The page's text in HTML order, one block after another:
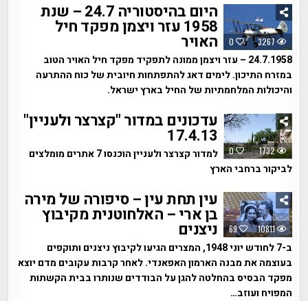
0 3267
היום בהיסטוריה 24.7 – שנת
1958 עזר ויצמן מפקד חיל
האויר
24.7.1958 – עזר ויצמן ממונה לתפקיד מפקד חיל האויר הטוב
במזרח התיכון. לימים דאג להתפתחות חיובית של כוח ההתרעה
והיכולות המלחמתיות של החיל בארץ ישראל.
0 1732
עדכונים במדור "קצרצר ולעניין"
17.4.13
למדור קצרצר ולעניין הוכנסו 7 אתרים מומלצים
לביקור ברחבי הארץ
69 10811
עין תחת עין – סיפורה של מירה
בן ארי – האלחוטנית מקיבוץ
ניצנים
ב-7 לחודש יוני 1948, המצרים הגיעו לקיבוץ ניצנים ותוקפים
בעוצמה את מבנה הארמון האפאנדי. לאחר קרבות עקובים מדם יוצא
מפקד הבסיס בהחלטה להגן על הבודדים שנותרו בבית הקשתות
המפויח ועוזב…